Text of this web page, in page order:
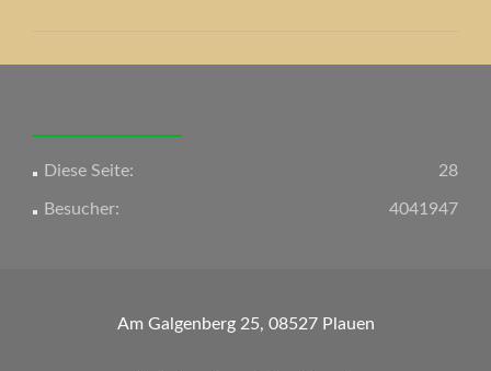
28
Diese Seite:
4041947
Besucher:
Am Galgenberg 25, 08527 Plauen